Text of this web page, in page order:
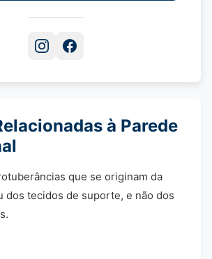
à Parede
que se originam da
dos tecidos de suporte, e não dos